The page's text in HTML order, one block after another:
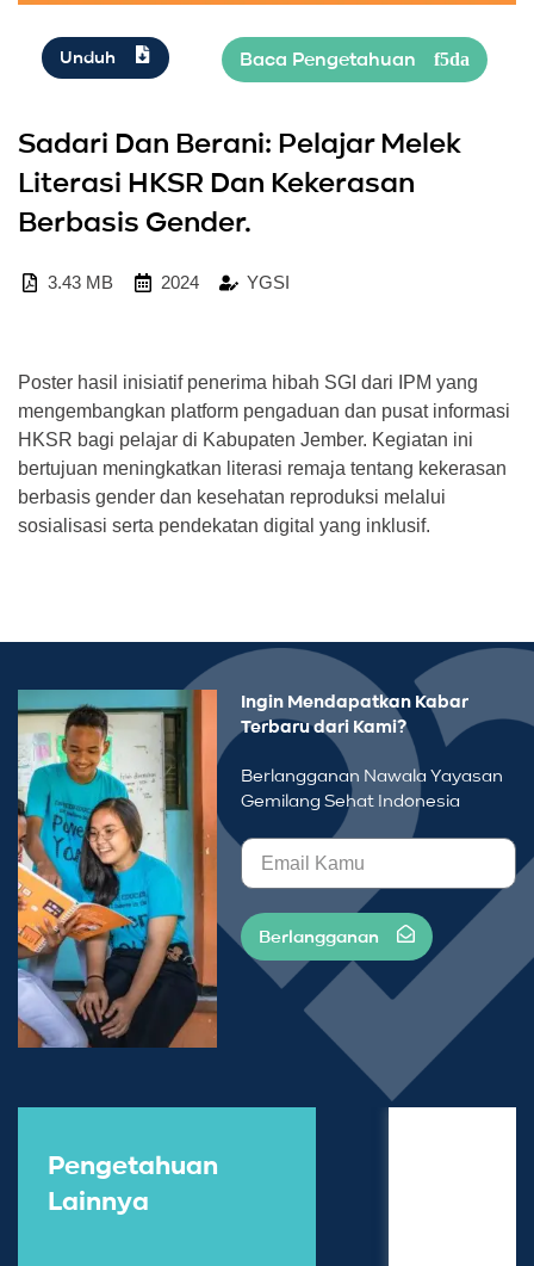
Unduh
Sadari Dan Berani: Pelajar Melek
Literasi HKSR Dan Kekerasan
Berbasis Gender.
3.43 MB 2024 YGSI
Poster hasil inisiatif penerima hibah SGI dari IPM yang
mengembangkan platform pengaduan dan pusat informasi
HKSR bagi pelajar di Kabupaten Jember. Kegiatan ini
bertujuan meningkatkan literasi remaja tentang kekerasan
berbasis gender dan kesehatan reproduksi melalui
sosialisasi serta pendekatan digital yang inklusif.
Ingin Mendapatkan Kabar
Terbaru dari Kami?
Berlangganan Nawala Yayasan
Gemilang Sehat Indonesia
Berlangganan
Pengetahuan
Lainnya